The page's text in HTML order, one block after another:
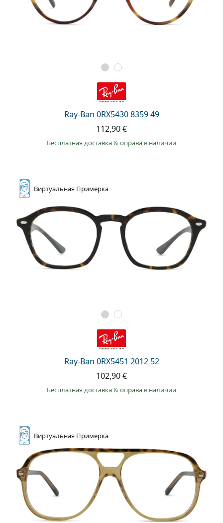
Ray-Ban 0RX5430 8359 49
112,90 €
Бесплатная доставка& оправа в наличии
Виртуальная Примерка
Ray-Ban 0RX5451 2012 52
102,90 €
Бесплатная доставка& оправа в наличии
Виртуальная Примерка